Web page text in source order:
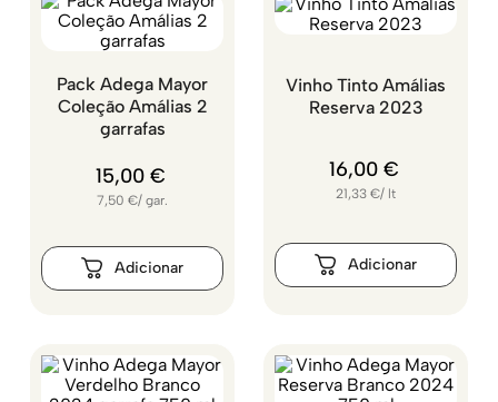
Pack Adega Mayor
Coleção Amálias 2
garrafas
15,00 €
7,50 €/ gar.
Vinho Tinto Amálias
Reserva 2023
16,00 €
21,33 €/ lt